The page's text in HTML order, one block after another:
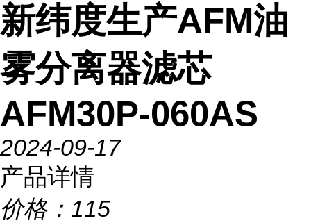
新纬度生产AFM油
雾分离器滤芯
AFM30P-060AS
2024-09-17
产品详情
价格： 115